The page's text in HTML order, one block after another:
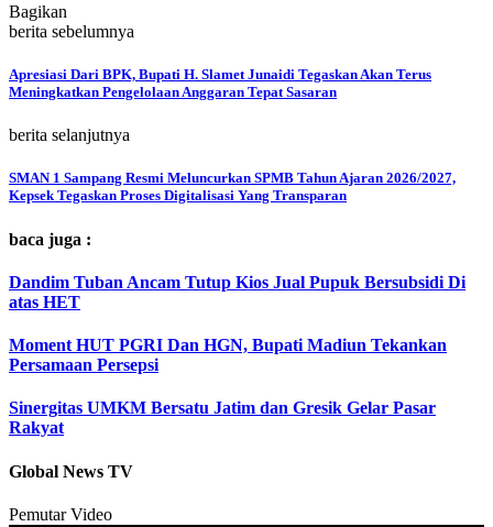
Bagikan
berita sebelumnya
Apresiasi Dari BPK, Bupati H. Slamet Junaidi Tegaskan Akan Terus
Meningkatkan Pengelolaan Anggaran Tepat Sasaran
berita selanjutnya
SMAN 1 Sampang Resmi Meluncurkan SPMB Tahun Ajaran 2026/2027,
Kepsek Tegaskan Proses Digitalisasi Yang Transparan
baca juga :
Dandim Tuban Ancam Tutup Kios Jual Pupuk Bersubsidi Di
atas HET
Moment HUT PGRI Dan HGN, Bupati Madiun Tekankan
Persamaan Persepsi
Sinergitas UMKM Bersatu Jatim dan Gresik Gelar Pasar
Rakyat
Global News TV
Pemutar Video